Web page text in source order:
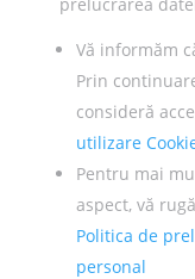
Vă informăm
Prin
consideră
utilizare
Pentru mai
aspect, vă
Politica de
personal